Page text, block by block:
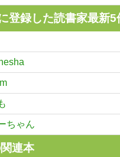
登録した読書家最新5
ちゃん
連本